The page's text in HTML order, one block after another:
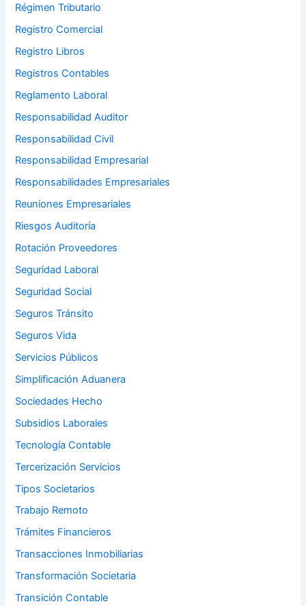
Régimen Tributario
Registro Comercial
Registro Libros
Registros Contables
Reglamento Laboral
Responsabilidad Auditor
Responsabilidad Civil
Responsabilidad Empresarial
Responsabilidades Empresariales
Reuniones Empresariales
Riesgos Auditoría
Rotación Proveedores
Seguridad Laboral
Seguridad Social
Seguros Tránsito
Seguros Vida
Servicios Públicos
Simplificación Aduanera
Sociedades Hecho
Subsidios Laborales
Tecnología Contable
Tercerización Servicios
Tipos Societarios
Trabajo Remoto
Trámites Financieros
Transacciones Inmobiliarias
Transformación Societaria
Transición Contable